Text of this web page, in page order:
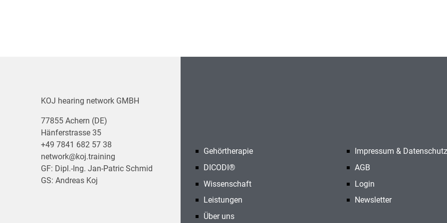
KOJ hearing network GMBH
77855 Achern (DE)
Hänferstrasse 35
+49 7841 682 57 38
network@koj.training
GF: Dipl.-Ing. Jan-Patric Schmid
GS: Andreas Koj
Gehörtherapie
DICODI®
Wissenschaft
Leistungen
Über uns
Impressum &
AGB
Login
Newsletter